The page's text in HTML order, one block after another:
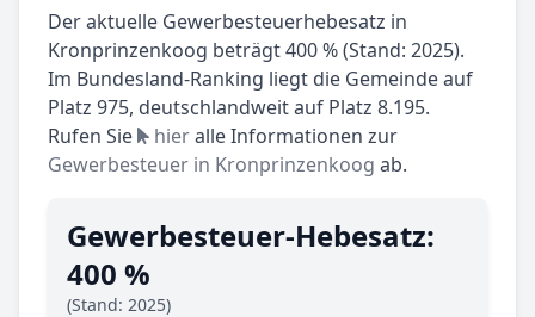
Der aktuelle Gewerbesteuerhebesatz in
Kronprinzenkoog beträgt 400 % (Stand: 2025).
Im Bundesland-Ranking liegt die Gemeinde auf
Platz 975, deutschlandweit auf Platz 8.195.
Rufen Sie
hieralle Informationen zur
Gewerbesteuer in Kronprinzenkoog ab.
Gewerbesteuer-Hebesatz:
400 %
(Stand: 2025)